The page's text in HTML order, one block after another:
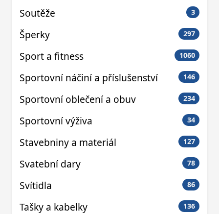
Soutěže 3
Šperky 297
Sport a fitness 1060
Sportovní náčiní a příslušenství 146
Sportovní oblečení a obuv 234
Sportovní výživa 34
Stavebniny a materiál 127
Svatební dary 78
Svítidla 86
Tašky a kabelky 136